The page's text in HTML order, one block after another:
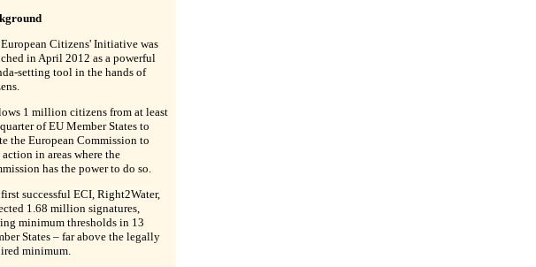
Citizens' Initiative was
in April 2012 as a powerful
setting tool in the hands of
1 million citizens from at least
of EU Member States to
the European Commission to
action in areas where the
has the power to do so.
successful ECI, Right2Water,
1.68 million signatures,
minimum thresholds in 13
States – far above the legally
minimum.